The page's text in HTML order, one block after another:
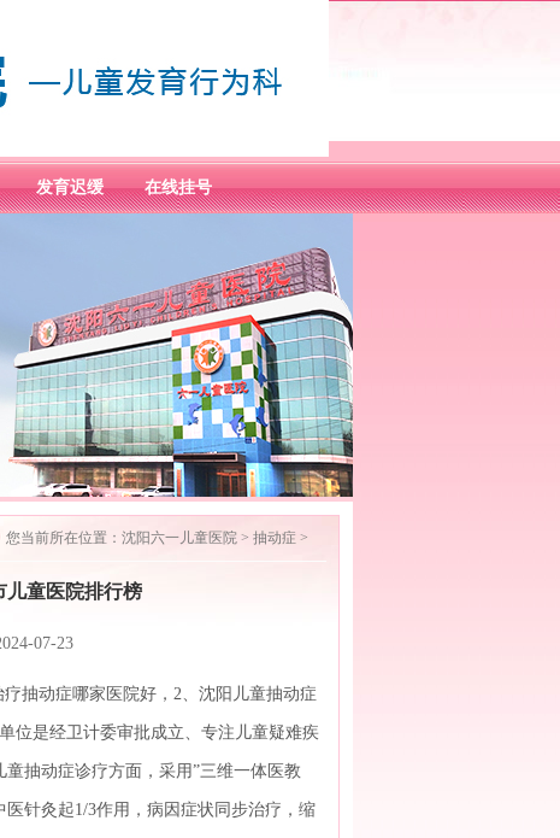
发育迟缓 在线挂号
您当前所在位置： 沈阳六一儿童医院 > 抽动症 >
儿童医院排行榜
07-23
抽动症哪家医院好，2、沈阳儿童抽动症
位是经卫计委审批成立、专注儿童疑难疾
抽动症诊疗方面，采用”三维一体医教
针灸起1/3作用，病因症状同步治疗，缩